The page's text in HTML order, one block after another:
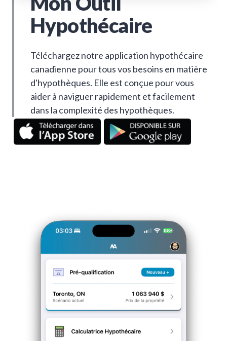
Hypothécaire
Téléchargez notre application hypothécaire
canadienne pour tous vos besoins en matière
d'hypothèques. Elle est conçue pour vous
aider à naviguer rapidement et facilement
dans la complexité des hypothèques.